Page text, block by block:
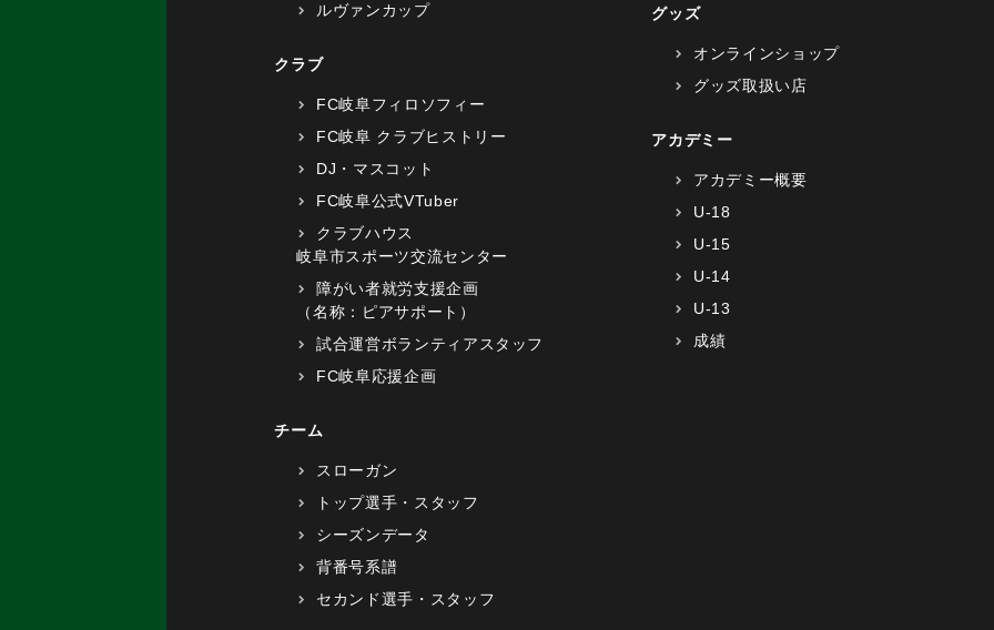
ルヴァンカップ
クラブ
FC岐阜フィロソフィー
FC岐阜 クラブヒストリー
DJ・マスコット
FC岐阜公式VTuber
クラブハウス
岐阜市スポーツ交流センター
障がい者就労支援企画
（名称：ピアサポート）
試合運営ボランティアスタッフ
FC岐阜応援企画
チーム
スローガン
トップ選手・スタッフ
シーズンデータ
背番号系譜
セカンド選手・スタッフ
グッズ
オンラインショップ
グッズ取扱い店
アカデミー
アカデミー概要
U-18
U-15
U-14
U-13
成績